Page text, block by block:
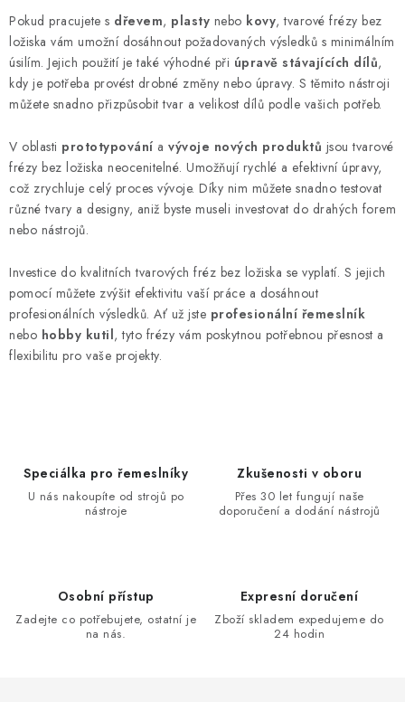
p
i
s
u
Pokud pracujete s dřevem, plasty nebo kovy, tvarové frézy bez
ložiska vám umožní dosáhnout požadovaných výsledků s minimálním
úsilím. Jejich použití je také výhodné při úpravě stávajících dílů,
kdy je potřeba provést drobné změny nebo úpravy. S těmito nástroji
můžete snadno přizpůsobit tvar a velikost dílů podle vašich potřeb.
V oblasti prototypování a vývoje nových produktů jsou tvarové
frézy bez ložiska neocenitelné. Umožňují rychlé a efektivní úpravy,
což zrychluje celý proces vývoje. Díky nim můžete snadno testovat
různé tvary a designy, aniž byste museli investovat do drahých forem
nebo nástrojů.
Investice do kvalitních tvarových fréz bez ložiska se vyplatí. S jejich
pomocí můžete zvýšit efektivitu vaší práce a dosáhnout
profesionálních výsledků. Ať už jste profesionální řemeslník
nebo hobby kutil, tyto frézy vám poskytnou potřebnou přesnost a
flexibilitu pro vaše projekty.
Speciálka pro řemeslníky
U nás nakoupíte od strojů po
nástroje
Zkušenosti v oboru
Přes 30 let fungují naše
doporučení a dodání nástrojů
Osobní přístup
Zadejte co potřebujete, ostatní je
na nás.
Expresní doručení
Zboží skladem expedujeme do
24 hodin